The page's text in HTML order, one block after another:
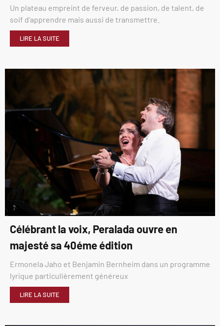
Un plateau empreint de ferveur, de passion, de talent, de
soif d’apprendre mais aussi de transmettre.
LIRE LA SUITE
Célébrant la voix, Peralada ouvre en
majesté sa 40éme édition
Ermonela Jaho et Benjamin Bernheim dans un programme
lyrique particulièrement généreux
LIRE LA SUITE